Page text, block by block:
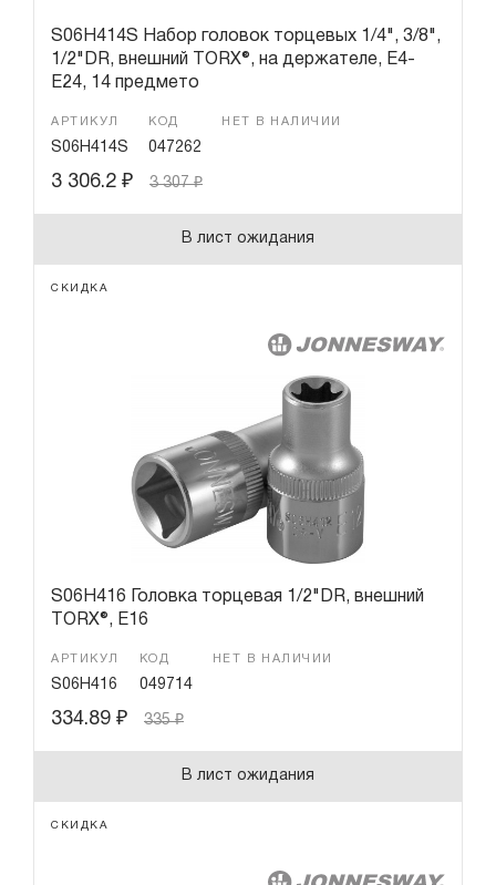
S06H414S Набор головок торцевых 1/4", 3/8",
1/2"DR, внешний TORX®, на держателе, Е4-
E24, 14 предмето
АРТИКУЛ
S06H414S
КОД
047262
НЕТ В НАЛИЧИИ
3 306.2 ₽ 3 307₽
В лист ожидания
СКИДКА
S06H416 Головка торцевая 1/2"DR, внешний
TORX®, Е16
АРТИКУЛ
S06H416
КОД
049714
НЕТ В НАЛИЧИИ
334.89 ₽ 335₽
В лист ожидания
СКИДКА